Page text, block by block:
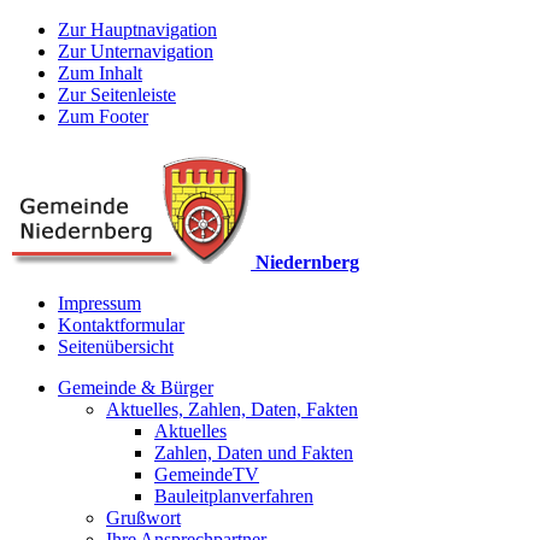
Zur Hauptnavigation
Zur Unternavigation
Zum Inhalt
Zur Seitenleiste
Zum Footer
Niedernberg
Impressum
Kontaktformular
Seitenübersicht
Gemeinde & Bürger
Aktuelles, Zahlen, Daten, Fakten
Aktuelles
Zahlen, Daten und Fakten
GemeindeTV
Bauleitplanverfahren
Grußwort